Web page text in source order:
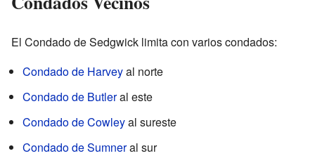
El Condado de Sedgwick limita con varios condados:
Condado de Harveyal norte
Condado de Butleral este
Condado de Cowleyal sureste
Condado de Sumneral sur